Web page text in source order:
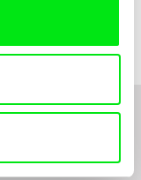
o novinkách v